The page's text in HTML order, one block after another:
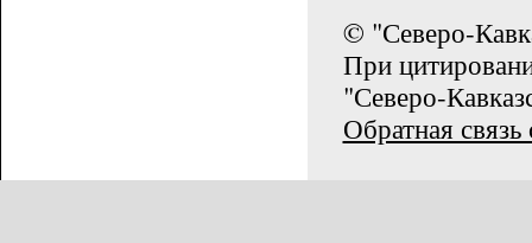
© "Северо-
При
"Северо-
Обратная